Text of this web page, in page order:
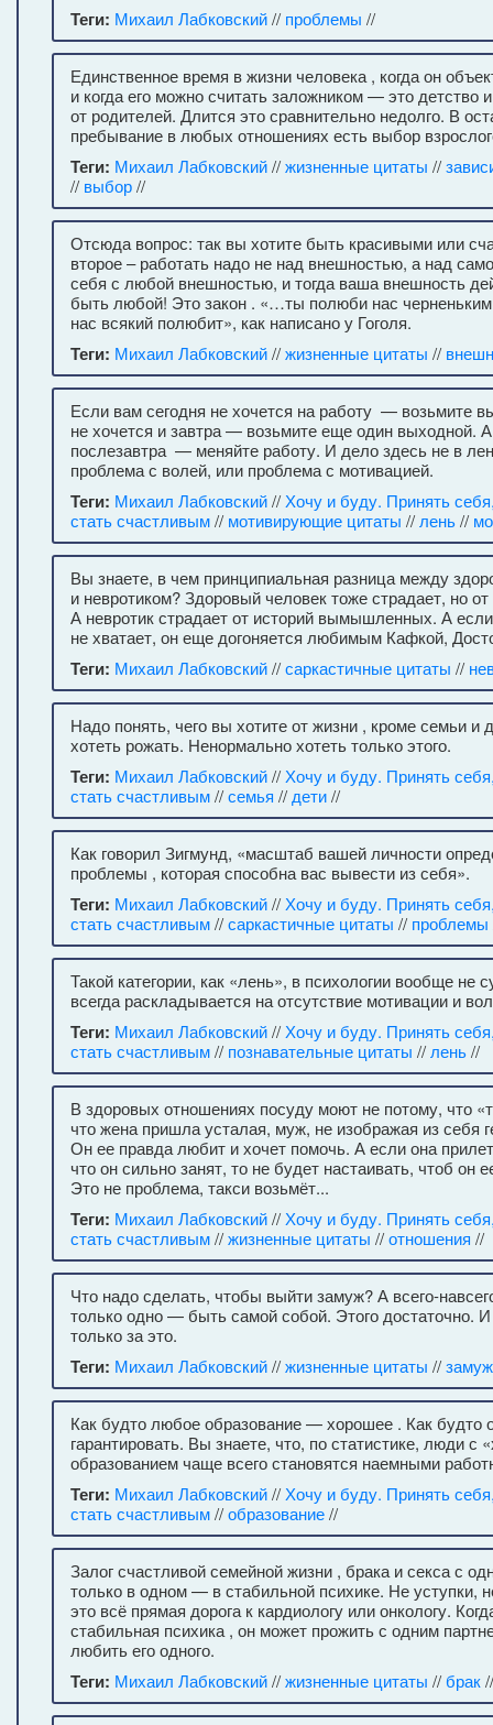
Теги: Михаил Лабковский// проблемы //
Единственное время в жизни человека , когда он
и когда его можно считать заложником — это детство
от родителей. Длится это сравнительно недолго. В
пребывание в любых отношениях есть выбор
Теги: Михаил Лабковский//жизненные цитаты //
// выбор//
Отсюда вопрос: так вы хотите быть красивыми или
второе – работать надо не над внешностью, а над
себя с любой внешностью, и тогда ваша внешность
быть любой! Это закон . «…ты полюби нас
нас всякий полюбит», как написано у Гоголя.
Теги: Михаил Лабковский//жизненные цитаты //
Если вам сегодня не хочется на работу — возьмите
не хочется и завтра — возьмите еще один выходной.
послезавтра — меняйте работу. И дело здесь не в
проблема с волей, или проблема с мотивацией.
Теги: Михаил Лабковский// Хочу и буду. Принять
стать счастливым// мотивирующие цитаты // лень//
Вы знаете, в чем принципиальная разница между
и невротиком? Здоровый человек тоже страдает, но
А невротик страдает от историй вымышленных. А
не хватает, он еще догоняется любимым Кафкой,
Теги: Михаил Лабковский//саркастичные цитаты //
Надо понять, чего вы хотите от жизни , кроме семьи и
хотеть рожать. Ненормально хотеть только этого.
Теги: Михаил Лабковский// Хочу и буду. Принять
стать счастливым//семья // дети//
Как говорил Зигмунд, «масштаб вашей личности
проблемы , которая способна вас вывести из себя».
Теги: Михаил Лабковский// Хочу и буду. Принять
стать счастливым//саркастичные цитаты // проблемы
Такой категории, как «лень», в психологии вообще не
всегда раскладывается на отсутствие мотивации и
Теги: Михаил Лабковский// Хочу и буду. Принять
стать счастливым// познавательные цитаты // лень//
В здоровых отношениях посуду моют не потому, что
что жена пришла усталая, муж, не изображая из себя
Он ее правда любит и хочет помочь. А если она
что он сильно занят, то не будет настаивать, чтоб он
Это не проблема, такси возьмёт...
Теги: Михаил Лабковский// Хочу и буду. Принять
стать счастливым//жизненные цитаты //отношения //
Что надо сделать, чтобы выйти замуж? А всего-
только одно — быть самой собой. Этого достаточно.
только за это.
Теги: Михаил Лабковский//жизненные цитаты //
Как будто любое образование — хорошее . Как будто
гарантировать. Вы знаете, что, по статистике, люди с
образованием чаще всего становятся наемными
Теги: Михаил Лабковский// Хочу и буду. Принять
стать счастливым//образование//
Залог счастливой семейной жизни , брака и секса с
только в одном — в стабильной психике. Не уступки,
это всё прямая дорога к кардиологу или онкологу.
стабильная психика , он может прожить с одним
любить его одного.
Теги: Михаил Лабковский//жизненные цитаты //брак